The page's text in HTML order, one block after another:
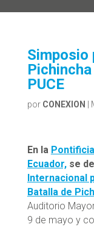
Simposio
PUCE
por CONEXION
En la
Ecuador,se
Internacional
Batalla de
Auditorio
9 de mayo y